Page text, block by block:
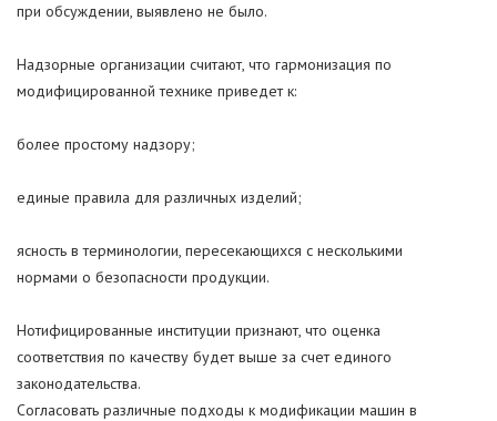
при обсуждении, выявлено не было.
Надзорные организации считают, что гармонизация по
модифицированной технике приведет к:
более простому надзору;
единые правила для различных изделий;
ясность в терминологии, пересекающихся с несколькими
нормами о безопасности продукции.
Нотифицированные институции признают, что оценка
соответствия по качеству будет выше за счет единого
законодательства.
Согласовать различные подходы к модификации машин в